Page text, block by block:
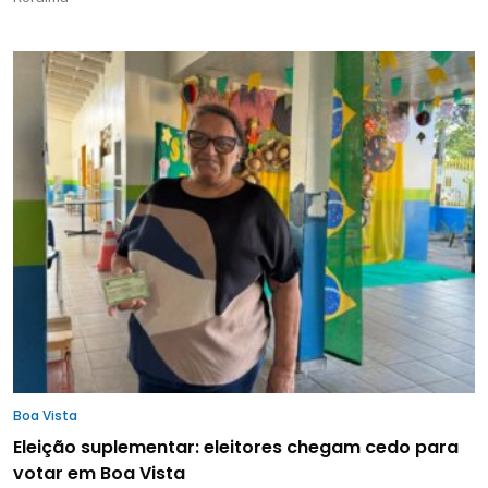
Boa Vista
Eleição suplementar: eleitores chegam cedo para
votar em Boa Vista